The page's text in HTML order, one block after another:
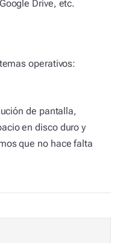
Drive, etc.
operativos:
de pantalla,
en disco duro y
que no hace falta